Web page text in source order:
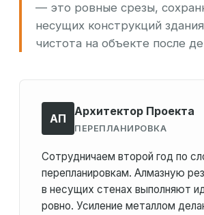
— это ровные срезы,
несущих конструкций
чистота на объекте после
АП
Архитектор Проекта
ПЕРЕПЛАНИРОВКА
Сотрудничаем второй год по
перепланировкам. Алмазную
в несущих стенах выполняют
ровно. Усиление металлом